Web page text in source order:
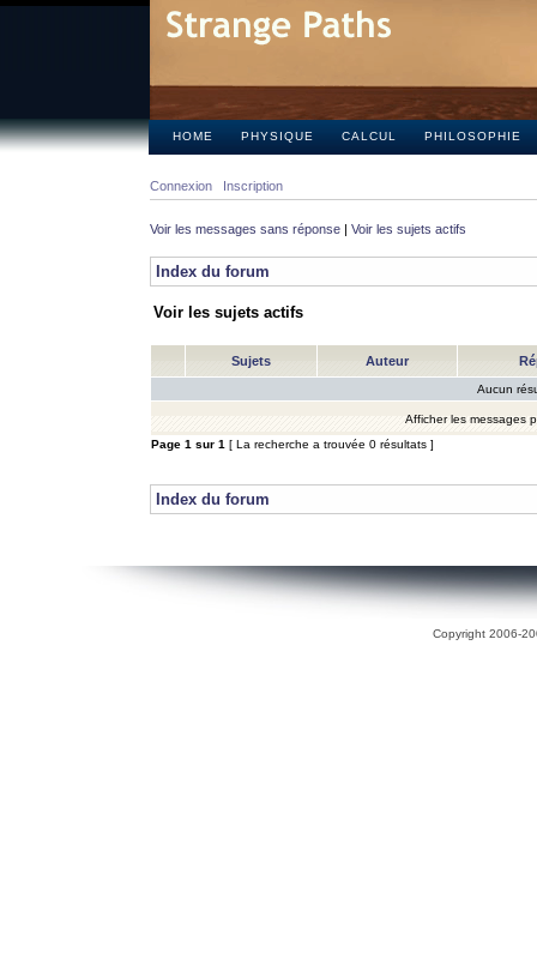
HOME PHYSIQUE CALCUL PHILOSOPHIE
Connexion Inscription
Voir les messages sans réponse | Voir les sujets actifs
Index du forum
Voir les sujets actifs
Sujets Auteur
Aucun
Afficher les messages
Page 1 sur 1 [ La recherche a trouvée 0 résultats ]
Index du forum
Copyright 2006-